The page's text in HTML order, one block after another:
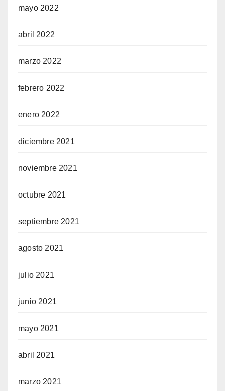
mayo 2022
abril 2022
marzo 2022
febrero 2022
enero 2022
diciembre 2021
noviembre 2021
octubre 2021
septiembre 2021
agosto 2021
julio 2021
junio 2021
mayo 2021
abril 2021
marzo 2021